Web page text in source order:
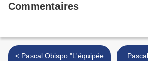
Commentaires
< Pascal Obispo "L'équipée